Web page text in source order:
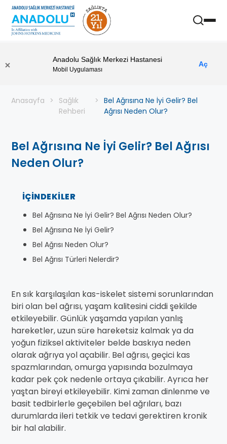
Anadolu Sağlık Merkezi Hastanesi
Mobil Uygulaması
Aç
Anasayfa
Sağlık
Rehberi
Bel Ağrısına Ne İyi Gelir? Bel
Ağrısı Neden Olur?
Bel Ağrısına Ne İyi Gelir? Bel Ağrısı
Neden Olur?
İÇINDEKILER
Bel Ağrısına Ne İyi Gelir? Bel Ağrısı Neden Olur?
Bel Ağrısına Ne İyi Gelir?
Bel Ağrısı Neden Olur?
Bel Ağrısı Türleri Nelerdir?
En sık karşılaşılan kas-iskelet sistemi sorunlarından
biri olan bel ağrısı, yaşam kalitesini ciddi şekilde
etkileyebilir. Günlük yaşamda yapılan yanlış
hareketler, uzun süre hareketsiz kalmak ya da
yoğun fiziksel aktiviteler belde baskıya neden
olarak ağrıya yol açabilir. Bel ağrısı, geçici kas
spazmlarından, omurga yapısında bozulmaya
kadar pek çok nedenle ortaya çıkabilir. Ayrıca her
yaştan bireyi etkileyebilir. Kimi zaman dinlenme ve
basit tedbirlerle geçebilen bel ağrıları, bazı
durumlarda ileri tetkik ve tedavi gerektiren kronik
bir hal alabilir.